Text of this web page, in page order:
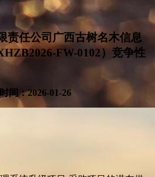
责任公司广西古树名木信息
FW-0102）竞争性
间：2026-01-26